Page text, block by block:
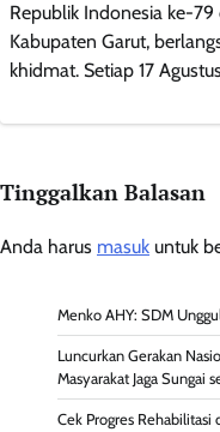
Republik Indonesia ke-
Kabupaten Garut,
khidmat. Setiap 17
Tinggalkan Balasan
Anda harus masuk untuk
Menko AHY: SDM
Luncurkan Gerakan
Masyarakat Jaga Sungai
Cek Progres Rehabilitasi